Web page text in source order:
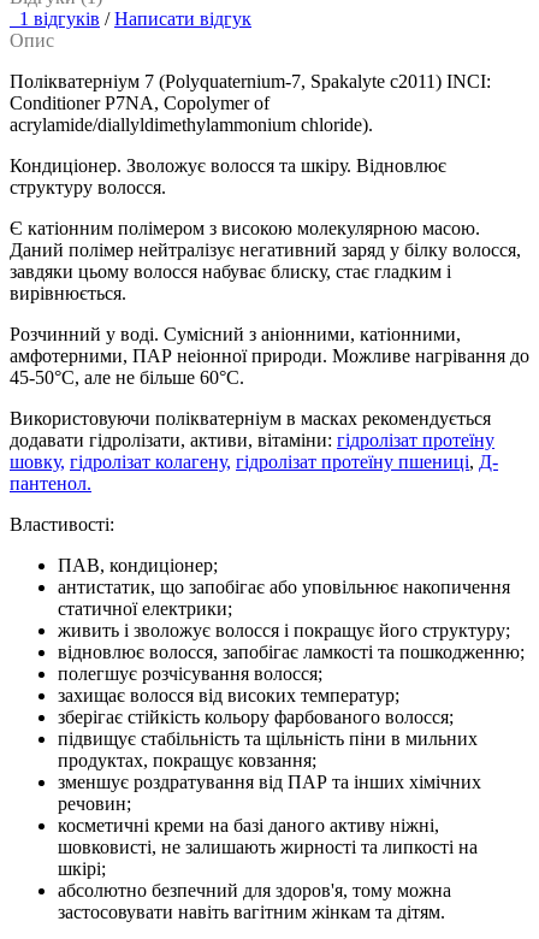
1 відгуків / Написати відгук
Опис
Полікватерніум 7 (Polyquaternium-7, Spakalyte c2011) INCI:
Conditioner P7NA, Copolymer of
acrylamide/diallyldimethylammonium chloride).
Кондиціонер. Зволожує волосся та шкіру. Відновлює
структуру волосся.
Є катіонним полімером з високою молекулярною масою.
Даний полімер нейтралізує негативний заряд у білку волосся,
завдяки цьому волосся набуває блиску, стає гладким і
вирівнюється.
Розчинний у воді. Сумісний з аніонними, катіонними,
амфотерними, ПАР неіонної природи. Можливе нагрівання до
45-50°С, але не більше 60°С.
Використовуючи полікватерніум в масках рекомендується
додавати гідролізати, активи, вітаміни: гідролізат протеїну
шовку, гідролізат колагену, гідролізат протеїну пшениці, Д-
пантенол.
Властивості:
ПАВ, кондиціонер;
антистатик, що запобігає або уповільнює накопичення
статичної електрики;
живить і зволожує волосся і покращує його структуру;
відновлює волосся, запобігає ламкості та пошкодженню;
полегшує розчісування волосся;
захищає волосся від високих температур;
зберігає стійкість кольору фарбованого волосся;
підвищує стабільність та щільність піни в мильних
продуктах, покращує ковзання;
зменшує роздратування від ПАР та інших хімічних
речовин;
косметичні креми на базі даного активу ніжні,
шовковисті, не залишають жирності та липкості на
шкірі;
абсолютно безпечний для здоров'я, тому можна
застосовувати навіть вагітним жінкам та дітям.